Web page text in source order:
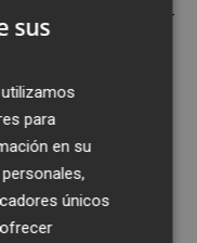
de Cullera –
gambas,
pescados
personalmente
ala
sus carnes –
o solomillo–.
sus
para
en su
únicos